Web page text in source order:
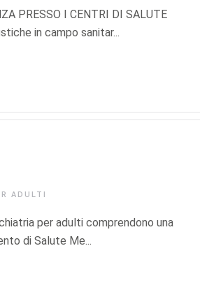
PRESSO I CENTRI DI SALUTE
in campo sanitar...
ADULTI
per adulti comprendono una
di Salute Me...